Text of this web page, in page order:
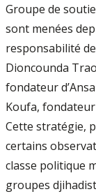
Groupe de
sont menées
responsabilité
Dioncounda
fondateur
Koufa,
Cette stratégie,
certains
classe politique
groupes